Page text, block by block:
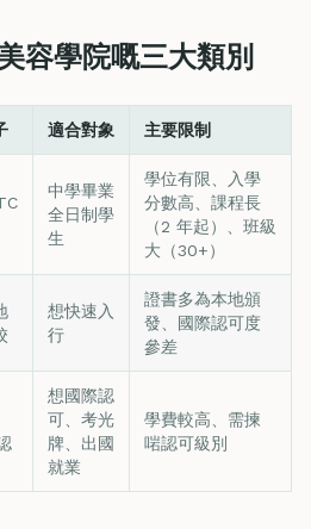
容學院嘅三大類別
適合對象 主要限制
中學畢業
全日制學
生
學位有限、入學
分數高、課程長
（2 年起）、班級
大（30+）
想快速入
行
證書多為本地頒
發、國際認可度
參差
想國際認
可、考光
牌、出國
就業
學費較高、需揀
啱認可級別